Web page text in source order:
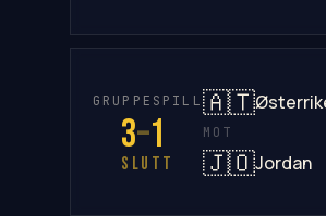
GRUPPESPILL
3–1
SLUTT
🇦🇹
MOT
🇯🇴Jordan